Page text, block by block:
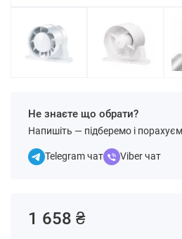
Не знаєте що обрати?
Напишіть — підберемо і
Telegram чат Viber чат
1 658 ₴